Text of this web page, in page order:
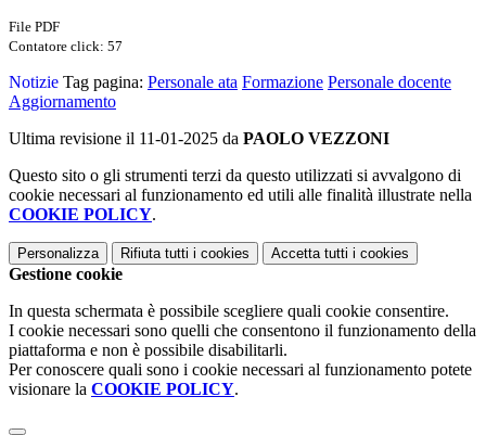
File PDF
Contatore click: 57
Notizie Tag pagina: Personale ata Formazione Personale docente
Aggiornamento
Ultima revisione il 11-01-2025 da PAOLO VEZZONI
Questo sito o gli strumenti terzi da questo utilizzati si avvalgono di
cookie necessari al funzionamento ed utili alle finalità illustrate nella
COOKIE POLICY.
Personalizza Rifiuta tutti i cookies Accetta tutti i cookies
Gestione cookie
In questa schermata è possibile scegliere quali cookie consentire.
I cookie necessari sono quelli che consentono il funzionamento della
piattaforma e non è possibile disabilitarli.
Per conoscere quali sono i cookie necessari al funzionamento potete
visionare la COOKIE POLICY.